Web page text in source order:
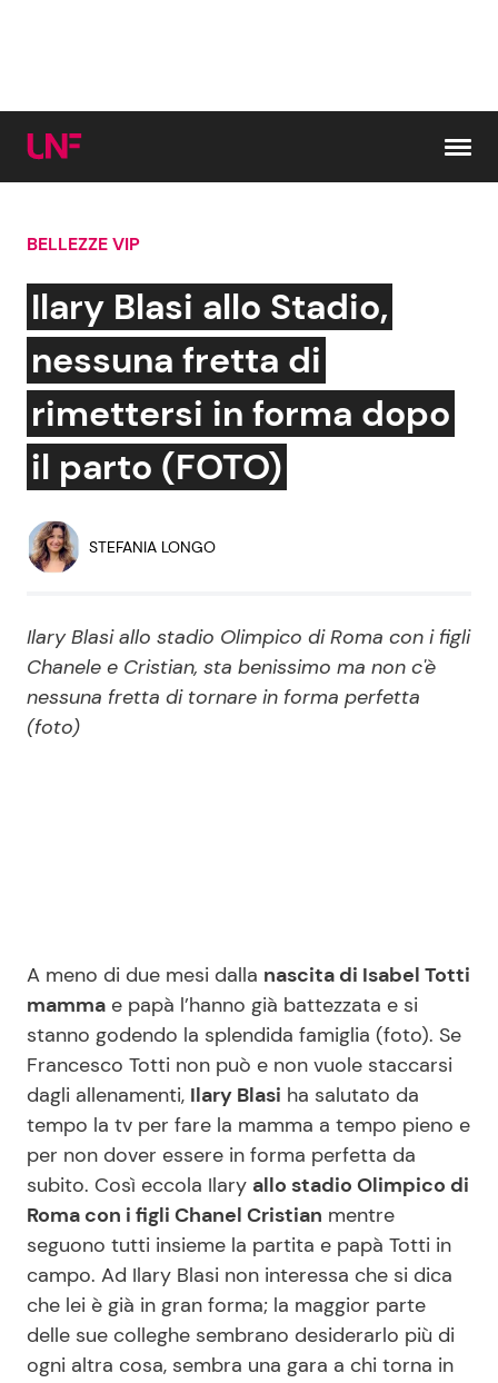
Cerca:
News e Cronaca
Attualità Italiana
Dal Mondo
Economia
Persone Scomparse
Politica
Gossip e TV
Bellezze VIP
Coppie VIP
Reality e Talent
Soap Opera
News Spettacolo
Benessere
Casa
Moda e Style
Mondo Mamma
News benessere
Salute
Cucina e Ricette
Consigli di Cucina
Dolci
Le Ricette in TV
Primi Piatti
Ricette Facili e Veloci
BELLEZZE VIP
Ilary Blasi allo Stadio,
nessuna fretta di
rimettersi in forma dopo
il parto (FOTO)
STEFANIA LONGO
Ilary Blasi allo stadio Olimpico di Roma con i figli
Chanele e Cristian, sta benissimo ma non c'è
nessuna fretta di tornare in forma perfetta
(foto)
A meno di due mesi dalla nascita di Isabel Totti
mamma e papà l’hanno già battezzata e si
stanno godendo la splendida famiglia (foto). Se
Francesco Totti non può e non vuole staccarsi
dagli allenamenti, Ilary Blasi ha salutato da
tempo la tv per fare la mamma a tempo pieno e
per non dover essere in forma perfetta da
subito. Così eccola Ilary allo stadio Olimpico di
Roma con i figli Chanel Cristian mentre
seguono tutti insieme la partita e papà Totti in
campo. Ad Ilary Blasi non interessa che si dica
che lei è già in gran forma; la maggior parte
delle sue colleghe sembrano desiderarlo più di
ogni altra cosa, sembra una gara a chi torna in